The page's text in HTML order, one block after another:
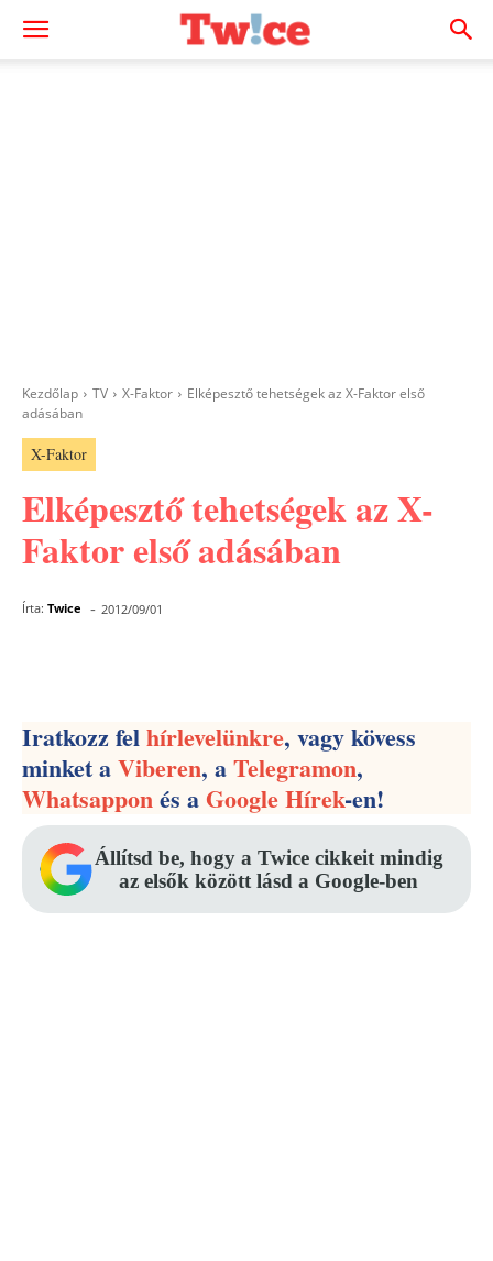
Kezdőlap TV X-Faktor
Elképesztő tehetségek az X-Faktor első
adásában
X-Faktor
Elképesztő tehetségek az X-
Faktor első adásában
Írta: Twice - 2012/09/01
Iratkozz felhírlevelünkre, vagy kövess
minket aViberen, aTelegramon,
Whatsapponés aGoogle Hírek-en!
Állítsd be, hogy a Twice cikkeit mindig
az elsők között lásd a Google-ben